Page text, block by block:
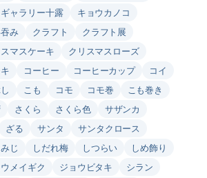
ギャラリー十露
キョウカノコ
み クラフト
クラフト展
マスケーキ
クリスマスローズ
コーヒー コーヒーカップ
コイ
こも コモ コモ巻
こも巻き
さくら さくら色
サザンカ
ざる サンタ
サンタクロース
じ しだれ梅 しつらい
しめ飾り
メイギク ジョウビタキ
シラン